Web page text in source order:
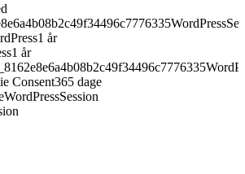
WordPress
1 år
1 år
Consent365 dage
WordPressSession